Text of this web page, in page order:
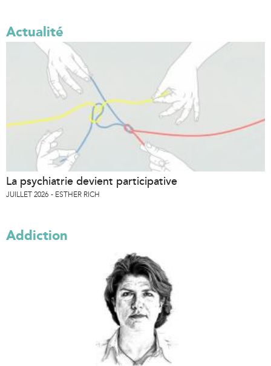
Actualité
La psychiatrie devient participative
JUILLET 2026 ESTHER RICH
Addiction